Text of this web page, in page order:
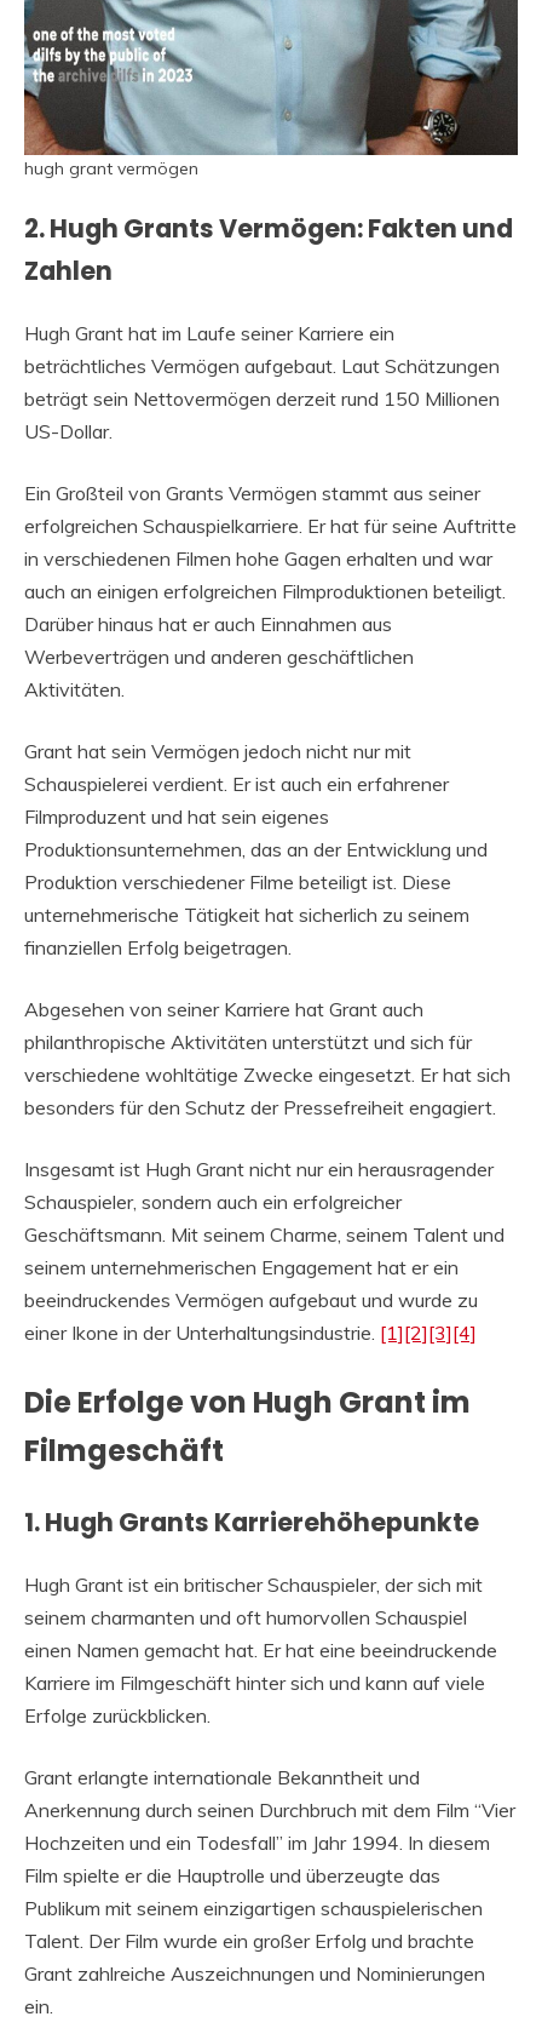
hugh grant vermögen
2. Hugh Grants Vermögen: Fakten und
Zahlen
Hugh Grant hat im Laufe seiner Karriere ein
beträchtliches Vermögen aufgebaut. Laut Schätzungen
beträgt sein Nettovermögen derzeit rund 150 Millionen
US-Dollar.
Ein Großteil von Grants Vermögen stammt aus seiner
erfolgreichen Schauspielkarriere. Er hat für seine Auftritte
in verschiedenen Filmen hohe Gagen erhalten und war
auch an einigen erfolgreichen Filmproduktionen beteiligt.
Darüber hinaus hat er auch Einnahmen aus
Werbeverträgen und anderen geschäftlichen
Aktivitäten.
Grant hat sein Vermögen jedoch nicht nur mit
Schauspielerei verdient. Er ist auch ein erfahrener
Filmproduzent und hat sein eigenes
Produktionsunternehmen, das an der Entwicklung und
Produktion verschiedener Filme beteiligt ist. Diese
unternehmerische Tätigkeit hat sicherlich zu seinem
finanziellen Erfolg beigetragen.
Abgesehen von seiner Karriere hat Grant auch
philanthropische Aktivitäten unterstützt und sich für
verschiedene wohltätige Zwecke eingesetzt. Er hat sich
besonders für den Schutz der Pressefreiheit engagiert.
Insgesamt ist Hugh Grant nicht nur ein herausragender
Schauspieler, sondern auch ein erfolgreicher
Geschäftsmann. Mit seinem Charme, seinem Talent und
seinem unternehmerischen Engagement hat er ein
beeindruckendes Vermögen aufgebaut und wurde zu
einer Ikone in der Unterhaltungsindustrie. [1][2][3][4]
Die Erfolge von Hugh Grant im
Filmgeschäft
1. Hugh Grants Karrierehöhepunkte
Hugh Grant ist ein britischer Schauspieler, der sich mit
seinem charmanten und oft humorvollen Schauspiel
einen Namen gemacht hat. Er hat eine beeindruckende
Karriere im Filmgeschäft hinter sich und kann auf viele
Erfolge zurückblicken.
Grant erlangte internationale Bekanntheit und
Anerkennung durch seinen Durchbruch mit dem Film “Vier
Hochzeiten und ein Todesfall” im Jahr 1994. In diesem
Film spielte er die Hauptrolle und überzeugte das
Publikum mit seinem einzigartigen schauspielerischen
Talent. Der Film wurde ein großer Erfolg und brachte
Grant zahlreiche Auszeichnungen und Nominierungen
ein.